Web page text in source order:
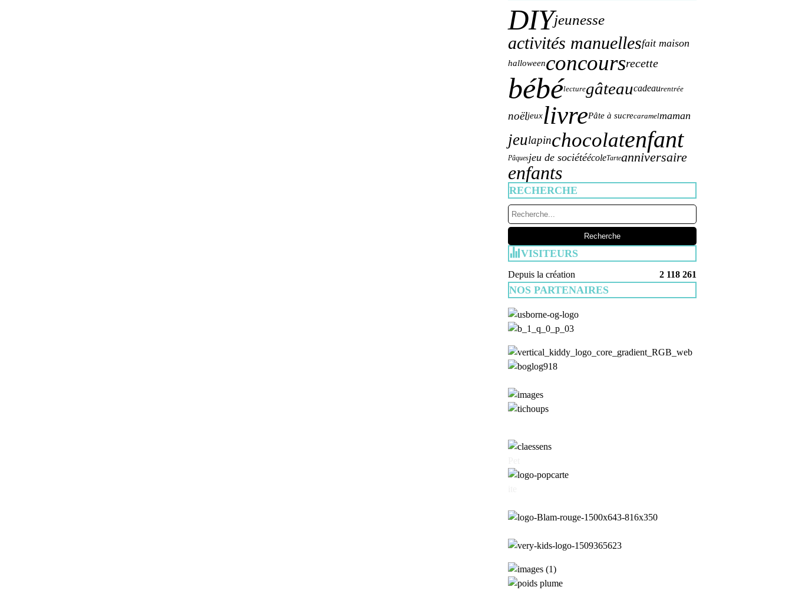
DIYjeunesse
activités manuellesfait maison
halloweenconcoursrecette
bébélecturegâteaucadeaurentrée
noëljeuxlivrePâte à sucrecaramelmaman
jeulapinchocolatenfant
Pâquesjeu de sociétéécoleTarteanniversaire
enfants
RECHERCHE
VISITEURS
Depuis la création 2 118 261
NOS PARTENAIRES